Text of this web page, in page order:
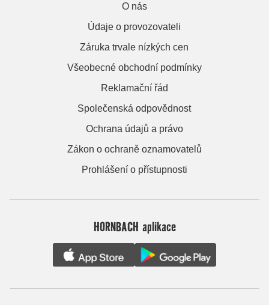
O nás
Údaje o provozovateli
Záruka trvale nízkých cen
Všeobecné obchodní podmínky
Reklamační řád
Společenská odpovědnost
Ochrana údajů a právo
Zákon o ochraně oznamovatelů
Prohlášení o přístupnosti
HORNBACH aplikace